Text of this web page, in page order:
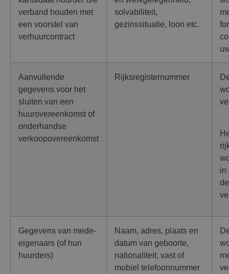
verband houden met
een voorstel van
verhuurcontract
solvabiliteit,
gezinssituatie, loon etc.
Aanvullende
gegevens voor het
sluiten van een
huurovereenkomst of
onderhandse
verkoopovereenkomst
Rijksregisternummer
in
Gegevens van mede-
eigenaars (of hun
huurders)
Naam, adres, plaats en
datum van geboorte,
nationaliteit, vast of
mobiel telefoonnummer